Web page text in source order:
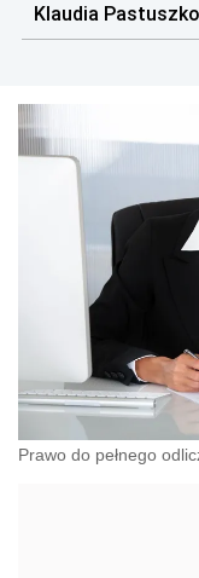
Klaudia Pastuszko
Prawo do pełnego